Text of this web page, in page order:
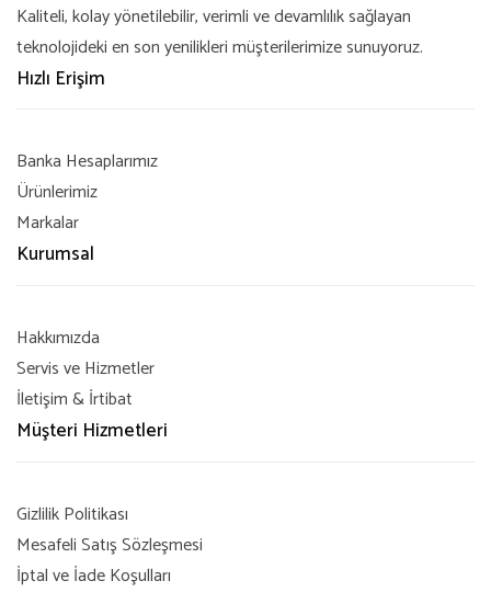
Kaliteli, kolay yönetilebilir, verimli ve devamlılık sağlayan
teknolojideki en son yenilikleri müşterilerimize sunuyoruz.
Hızlı Erişim
Banka Hesaplarımız
Ürünlerimiz
Markalar
Kurumsal
Hakkımızda
Servis ve Hizmetler
İletişim & İrtibat
Müşteri Hizmetleri
Gizlilik Politikası
Mesafeli Satış Sözleşmesi
İptal ve İade Koşulları